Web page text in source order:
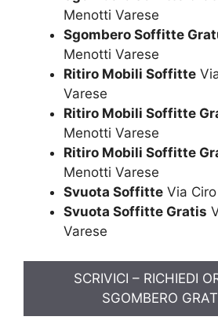
Menotti Varese
Sgombero Soffitte
Menotti Varese
Ritiro Mobili Soffitte
Varese
Ritiro Mobili Soffitte
Menotti Varese
Ritiro Mobili Soffitte
Menotti Varese
Svuota Soffitte Via
Svuota Soffitte Gratis
Varese
SCRIVICI – RICHIEDI
SGOMBERO